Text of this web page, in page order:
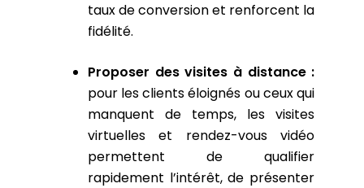
taux de conversion et renforcent la
fidélité.
Proposer des visites à distance :
pour les clients éloignés ou ceux qui
manquent de temps, les visites
virtuelles et rendez-vous vidéo
permettent de qualifier
rapidement l’intérêt, de présenter